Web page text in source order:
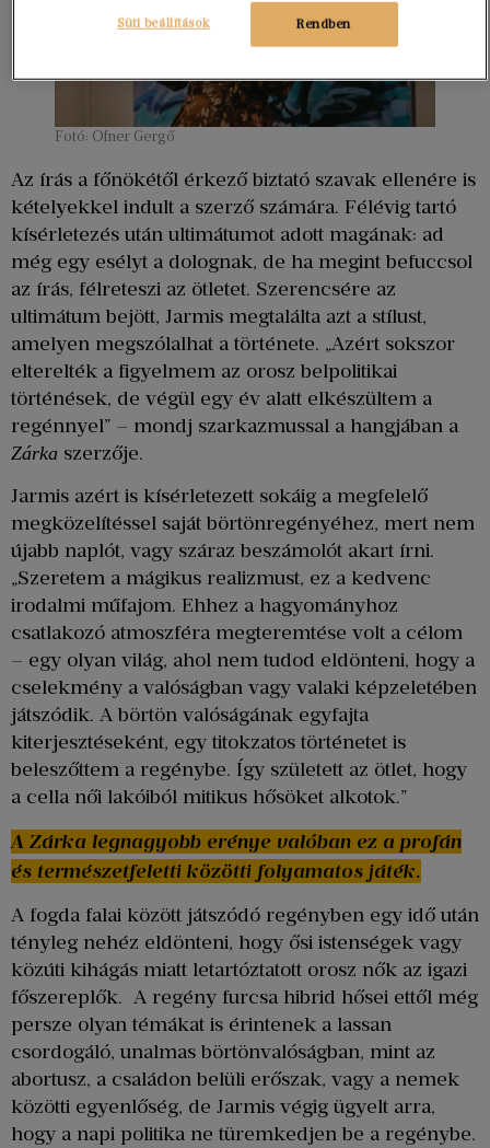
Fotó: Ofner Gergő
Az írás a főnökétől érkező biztató szavak ellenére is
kételyekkel indult a szerző számára. Félévig tartó
kísérletezés után ultimátumot adott magának: ad
még egy esélyt a dolognak, de ha megint befuccsol
az írás, félreteszi az ötletet. Szerencsére az
ultimátum bejött, Jarmis megtalálta azt a stílust,
amelyen megszólalhat a története. „Azért sokszor
elterelték a figyelmem az orosz belpolitikai
történések, de végül egy év alatt elkészültem a
regénnyel” – mondj szarkazmussal a hangjában a
Zárka szerzője.
Jarmis azért is kísérletezett sokáig a megfelelő
megközelítéssel saját börtönregényéhez, mert nem
újabb naplót, vagy száraz beszámolót akart írni.
„Szeretem a mágikus realizmust, ez a kedvenc
irodalmi műfajom. Ehhez a hagyományhoz
csatlakozó atmoszféra megteremtése volt a célom
– egy olyan világ, ahol nem tudod eldönteni, hogy a
cselekmény a valóságban vagy valaki képzeletében
játszódik. A börtön valóságának egyfajta
kiterjesztéseként, egy titokzatos történetet is
beleszőttem a regénybe. Így született az ötlet, hogy
a cella női lakóiból mitikus hősöket alkotok.”
A Zárka legnagyobb erénye valóban ez a profán
és természetfeletti közötti folyamatos játék.
A fogda falai között játszódó regényben egy idő után
tényleg nehéz eldönteni, hogy ősi istenségek vagy
közúti kihágás miatt letartóztatott orosz nők az igazi
főszereplők. A regény furcsa hibrid hősei ettől még
persze olyan témákat is érintenek a lassan
csordogáló, unalmas börtönvalóságban, mint az
abortusz, a családon belüli erőszak, vagy a nemek
közötti egyenlőség, de Jarmis végig ügyelt arra,
hogy a napi politika ne türemkedjen be a regénybe.
Rendben
Süti beállítások